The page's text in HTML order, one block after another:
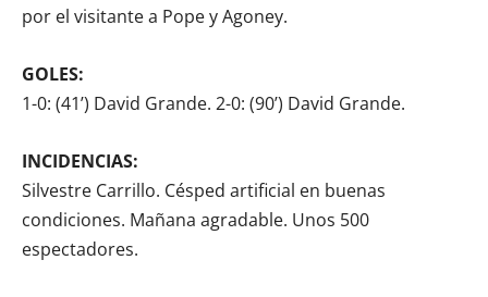
por el visitante a Pope y Agoney.
GOLES:
1-0: (41’) David Grande. 2-0: (90’) David Grande.
INCIDENCIAS:
Silvestre Carrillo. Césped artificial en buenas
condiciones. Mañana agradable. Unos 500
espectadores.